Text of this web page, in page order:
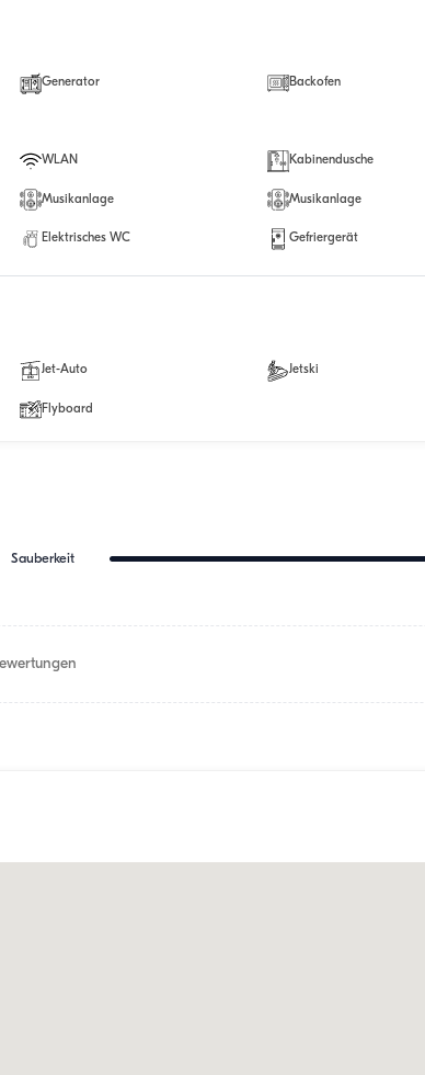
Generator Backofen
WLAN Kabinendusche
Musikanlage Musikanlage
Elektrisches WC Gefriergerät
Jet-Auto Jetski
Flyboard
Sauberkeit